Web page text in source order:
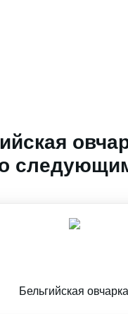
Бельгийская